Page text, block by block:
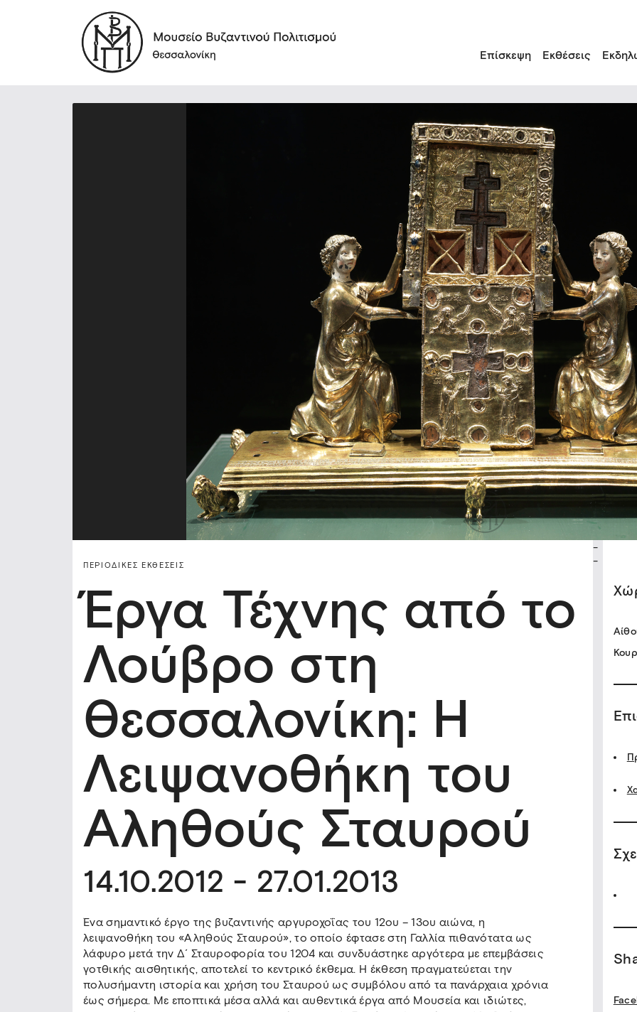
Επίσκεψη Εκθέσεις
ΠΕΡΙΟΔΙΚΈΣ ΕΚΘΈΣΕΙΣ
Έργα Τέχνης από το
Λούβρο στη
Θεσσαλονίκη: Η
Λειψανοθήκη του
Αληθούς Σταυρού
14.10.2012 - 27.01.2013
Ένα σημαντικό έργο της βυζαντινής αργυροχοΐας του 12ου – 13ου αιώνα, η
λειψανοθήκη του «Αληθούς Σταυρού», το οποίο έφτασε στη Γαλλία πιθανότατα ως
λάφυρο μετά την Δ΄ Σταυροφορία του 1204 και συνδυάστηκε αργότερα με επεμβάσεις
γοτθικής αισθητικής, αποτελεί το κεντρικό έκθεμα. Η έκθεση πραγματεύεται την
πολυσήμαντη ιστορία και χρήση του Σταυρού ως συμβόλου από τα πανάρχαια χρόνια
έως σήμερα. Με εποπτικά μέσα αλλά και αυθεντικά έργα από Μουσεία και ιδιώτες,
-
-